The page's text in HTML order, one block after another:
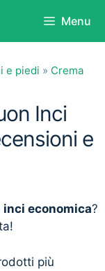
Menu
e piedi » Crema
Inci
e
inci economica?
più